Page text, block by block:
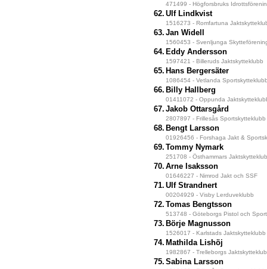
471499 - Högforsbruks
62. Ulf Lindkvist
1516273 - Romfartuna
63. Jan Widell
1560453 - Svenljunga
64. Eddy Andersson
1597421 - Billeruds Jaktskytteklubb
65. Hans Bergersäter
1086454 - Vetlanda
66. Billy Hallberg
01411072 - Oppunda
67. Jakob Ottarsgård
2807897 - Frillesås Sportskytteklubb
68. Bengt Larsson
01926456 - Forshaga Jakt &
69. Tommy Nymark
251708 - Östhammars
70. Arne Isaksson
01646227 - Nimrod Jakt och SSF
71. Ulf Strandnert
00204929 - Visby Lerduveklubb
72. Tomas Bengtsson
513748 - Göteborgs Pistol och
73. Börje Magnusson
1526017 - Karlstads Jaktskytteklubb
74. Mathilda Lishöj
1982867 - Trelleborgs
75. Sabina Larsson